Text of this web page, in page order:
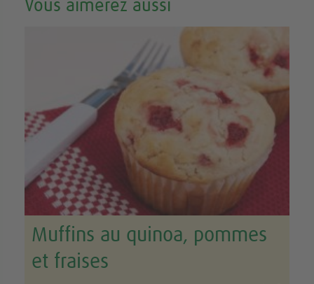
Vous aimerez aussi
Muffins au quinoa, pommes
et fraises